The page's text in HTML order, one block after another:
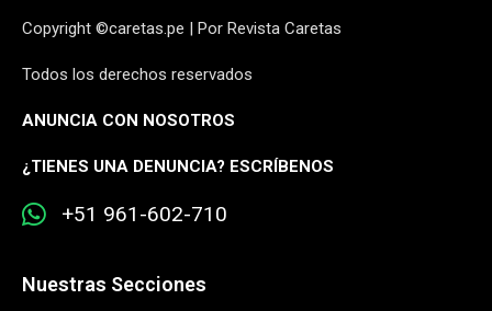
Copyright ©caretas.pe | Por Revista Caretas
Todos los derechos reservados
ANUNCIA CON NOSOTROS
¿TIENES UNA DENUNCIA? ESCRÍBENOS
+51 961-602-710
Nuestras Secciones